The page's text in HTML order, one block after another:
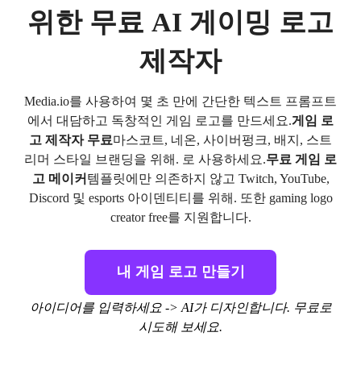
위한 무료 AI 게이밍 로고
제작자
Media.io를 사용하여 몇 초 만에 간단한 텍스트 프롬프트
에서 대담하고 독창적인 게임 로고를 만드세요.게임 로
고 제작자 무료마스코트, 네온, 사이버펑크, 배지, 스트
리머 스타일 브랜딩을 위해. 로 사용하세요.무료 게임 로
고 메이커 템플릿에만 의존하지 않고 Twitch, YouTube,
Discord 및 esports 아이덴티티를 위해. 또한 gaming logo
creator free를 지원합니다.
내 게임 로고 만들기
아이디어를 입력하세요 -> AI가 디자인합니다. 무료로
시도해 보세요.